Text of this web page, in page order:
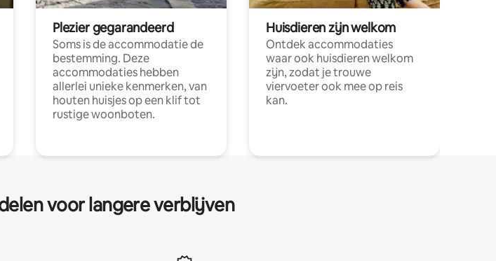
Plezier gegarandeerd
Soms is de accommodatie de
bestemming. Deze
accommodaties hebben
allerlei unieke kenmerken, van
houten huisjes op een klif tot
rustige woonboten.
Huisdieren zijn welkom
Ontdek accommodaties
waar ook huisdieren welkom
zijn, zodat je trouwe
viervoeter ook mee op reis
kan.
voor langere verblijven